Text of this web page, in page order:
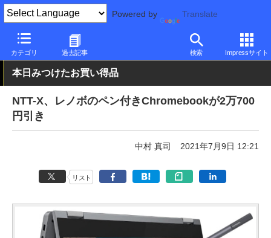
Powered by Translate
カテゴリ 過去記事 検索 Impressサイト
PC Watch パソコン/タブレット/スマートフォン Lenovo
本日みつけたお買い得品
NTT-X、レノボのペン付きChromebookが2万700
円引き
中村 真司 2021年7月9日 12:21
リスト